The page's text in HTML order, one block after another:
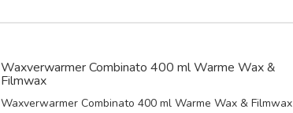
Waxverwarmer Combinato 400 ml Warme Wax &
Filmwax
Waxverwarmer Combinato 400 ml Warme Wax & Filmwax